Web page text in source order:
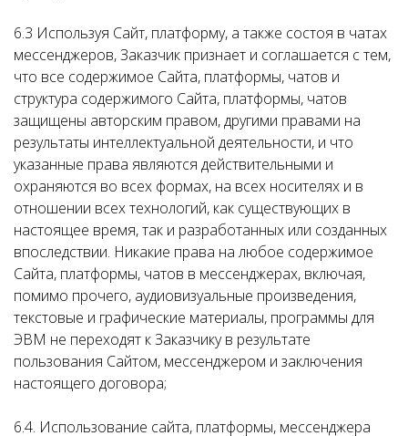
6.3 Используя Сайт, платформу, а также состоя в чатах
мессенджеров, Заказчик признает и соглашается с тем,
что все содержимое Сайта, платформы, чатов и
структура содержимого Сайта, платформы, чатов
защищены авторским правом, другими правами на
результаты интеллектуальной деятельности, и что
указанные права являются действительными и
охраняются во всех формах, на всех носителях и в
отношении всех технологий, как существующих в
настоящее время, так и разработанных или созданных
впоследствии. Никакие права на любое содержимое
Сайта, платформы, чатов в мессенджерах, включая,
помимо прочего, аудиовизуальные произведения,
текстовые и графические материалы, программы для
ЭВМ не переходят к Заказчику в результате
пользования Сайтом, мессенджером и заключения
настоящего договора;
6.4. Использование сайта, платформы, мессенджера